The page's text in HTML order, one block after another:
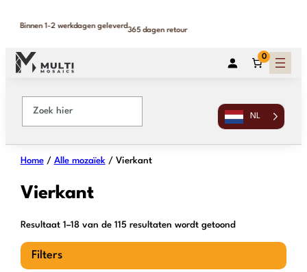
Binnen 1-2 werkdagen geleverd
365 dagen retour
0
NL
Home/ Alle mozaïek/ Vierkant
Vierkant
Resultaat 1–18 van de 115 resultaten wordt getoond
Filters